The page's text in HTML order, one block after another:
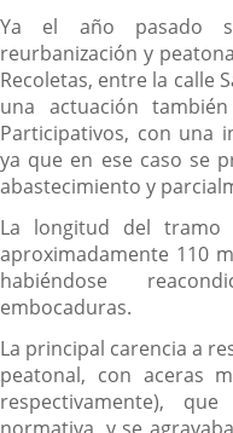
Ya el año pasado
reurbanización y
Recoletas, entre la calle
una actuación
Participativos, con una
ya que en ese caso se
abastecimiento y
La longitud del tramo
aproximadamente 110
habiéndose
embocaduras.
La principal carencia a
peatonal, con aceras
respectivamente),